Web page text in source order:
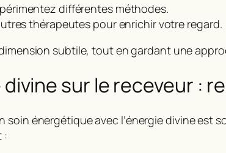
différentes méthodes.
thérapeutes pour enrichir votre regard.
subtile, tout en gardant une
divine sur le receveur
soin énergétique avec l’énergie divine
: